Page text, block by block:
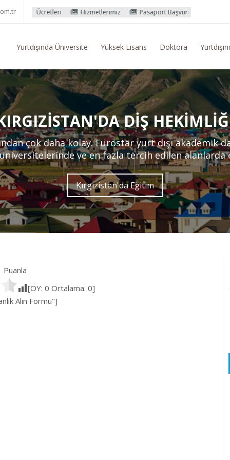
Hizmetlerimiz Pasaport Başvuru İşlemleri Yurtdışı
Yurtdışında Üniversite Yüksek Lisans Doktora
DIŞ
çok daha kolay. Eurostar yurt dışı akademik
ve en fazla tercih edilen alanlarda
Kırgızistan'da Eğitim
Puanla
[OY: 0 Ortalama: 0]
Alın Formu"]